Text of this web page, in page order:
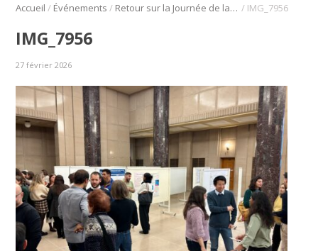
Accueil / Événements / Retour sur la Journée de la recherche 2025 / IMG_7956
IMG_7956
27 février 2026